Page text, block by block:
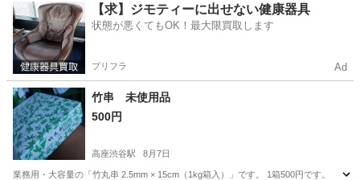
神奈川 横浜市 その他 現地
【求】ジモティーに出せない健康器具
状態が悪くてもOK！最大限買取します
プリフラ Ad
竹串 未使用品
500円
高座渋谷駅 8月7日
業務用・大容量の「竹丸串 2.5mm × 15cm（1kg箱入）」です。 1箱500円です。